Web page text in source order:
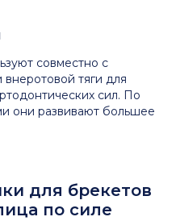
совместно с
тяги для
сил. По
они развивают большее
для брекетов
по силе